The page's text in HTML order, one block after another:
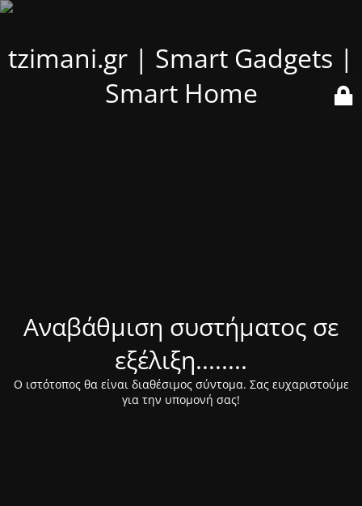
tzimani.gr | Smart Gadgets |
Smart Home
Αναβάθμιση συστήματος σε
εξέλιξη........
Ο ιστότοπος θα είναι διαθέσιμος σύντομα. Σας ευχαριστούμε
για την υπομονή σας!